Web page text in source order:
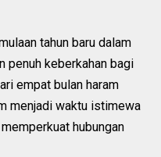
tahun baru dalam
penuh keberkahan bagi
empat bulan haram
menjadi waktu istimewa
hubungan